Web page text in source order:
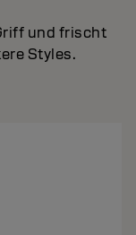
und frischt
Styles.